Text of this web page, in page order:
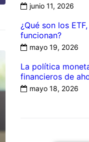
junio 11, 2026
¿Qué son los
funcionan?
mayo 19, 2026
La política
financieros de
mayo 18, 2026